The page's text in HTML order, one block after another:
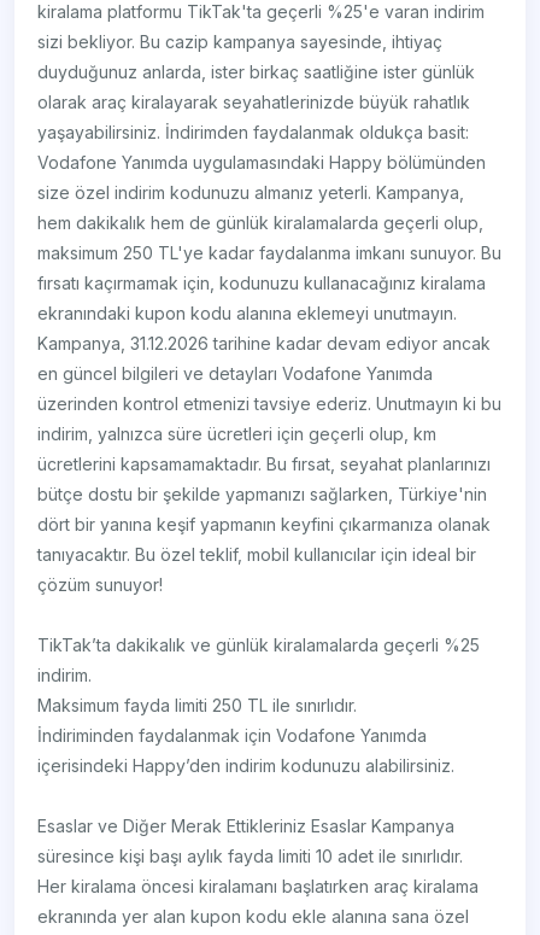
kiralama platformu TikTak'ta geçerli %25'e varan indirim
sizi bekliyor. Bu cazip kampanya sayesinde, ihtiyaç
duyduğunuz anlarda, ister birkaç saatliğine ister günlük
olarak araç kiralayarak seyahatlerinizde büyük rahatlık
yaşayabilirsiniz. İndirimden faydalanmak oldukça basit:
Vodafone Yanımda uygulamasındaki Happy bölümünden
size özel indirim kodunuzu almanız yeterli. Kampanya,
hem dakikalık hem de günlük kiralamalarda geçerli olup,
maksimum 250 TL'ye kadar faydalanma imkanı sunuyor. Bu
fırsatı kaçırmamak için, kodunuzu kullanacağınız kiralama
ekranındaki kupon kodu alanına eklemeyi unutmayın.
Kampanya, 31.12.2026 tarihine kadar devam ediyor ancak
en güncel bilgileri ve detayları Vodafone Yanımda
üzerinden kontrol etmenizi tavsiye ederiz. Unutmayın ki bu
indirim, yalnızca süre ücretleri için geçerli olup, km
ücretlerini kapsamamaktadır. Bu fırsat, seyahat planlarınızı
bütçe dostu bir şekilde yapmanızı sağlarken, Türkiye'nin
dört bir yanına keşif yapmanın keyfini çıkarmanıza olanak
tanıyacaktır. Bu özel teklif, mobil kullanıcılar için ideal bir
çözüm sunuyor!
TikTak’ta dakikalık ve günlük kiralamalarda geçerli %25
indirim.
Maksimum fayda limiti 250 TL ile sınırlıdır.
İndiriminden faydalanmak için Vodafone Yanımda
içerisindeki Happy’den indirim kodunuzu alabilirsiniz.
Esaslar ve Diğer Merak Ettikleriniz Esaslar Kampanya
süresince kişi başı aylık fayda limiti 10 adet ile sınırlıdır.
Her kiralama öncesi kiralamanı başlatırken araç kiralama
ekranında yer alan kupon kodu ekle alanına sana özel